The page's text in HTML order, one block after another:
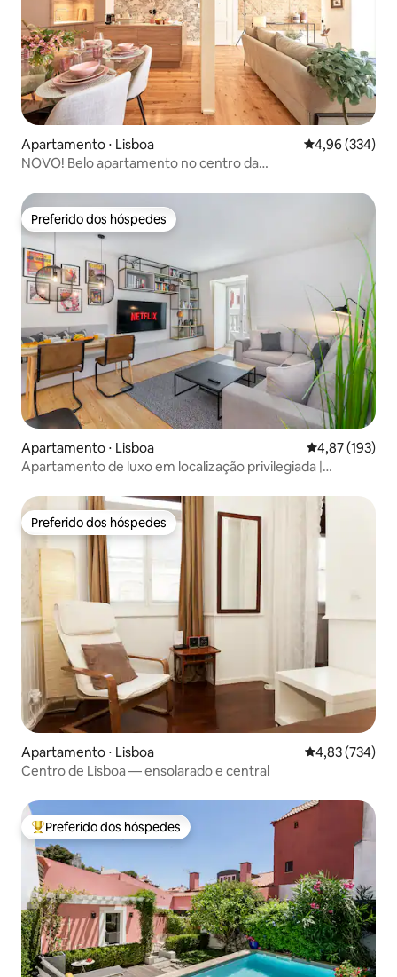
Apartamento ⋅ Lisboa 4,96 de uma
4,96 (334)
NOVO! Belo apartamento no centro da
Preferido dos hóspedes
Preferido dos hóspedes
Apartamento ⋅ Lisboa 4,87 de uma
4,87 (193)
Apartamento de luxo em localização privilegiada |
Preferido dos hóspedes
Preferido dos hóspedes
Apartamento ⋅ Lisboa 4,83 de uma
4,83 (734)
Centro de Lisboa — ensolarado e central
Entre os melhores preferidos dos hóspedes
Preferido dos hóspedes